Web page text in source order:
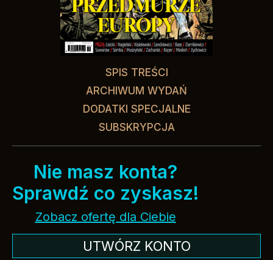
SPIS TREŚCI
ARCHIWUM WYDAŃ
DODATKI SPECJALNE
SUBSKRYPCJA
Nie masz konta?
Sprawdź co zyskasz!
Zobacz ofertę dla Ciebie
UTWÓRZ KONTO